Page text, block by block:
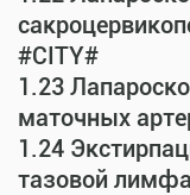
#CITY#
1.23
маточных
1.24
тазовой